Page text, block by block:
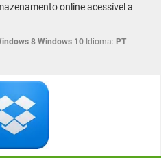
online acessível a
8 Windows 10 Idioma: PT